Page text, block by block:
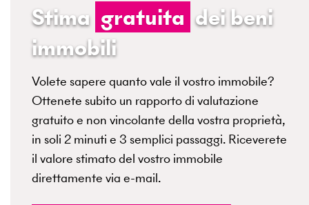
Stima gratuita dei beni
immobili
Volete sapere quanto vale il vostro immobile?
Ottenete subito un rapporto di valutazione
gratuito e non vincolante della vostra proprietà,
in soli 2 minuti e 3 semplici passaggi. Riceverete
il valore stimato del vostro immobile
direttamente via e-mail.